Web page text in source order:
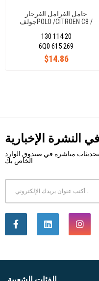
حامل الفرامل الفرجار
جولفPOLO /CITROEN C8 /
CL203-CLK C209-SLK R171 /
PEUGEOT 407-807 / SEAT
CORDOBA-IBIZA III-IV / SKODA
FABIA-ROOMSTER /
130 114 20
$14.86
6Q0 615 269
مباشرة في صندوق الوارد
الخاص بك